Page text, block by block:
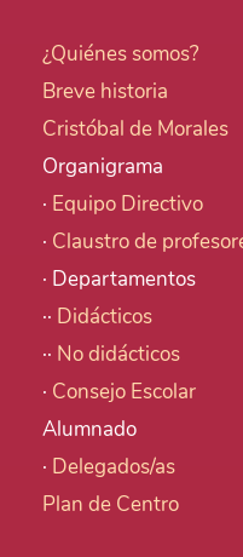
¿Quiénes somos?
Breve historia
Cristóbal de Morales
Organigrama
· Equipo Directivo
· Claustro de
· Departamentos
·· Didácticos
·· No didácticos
· Consejo Escolar
Alumnado
· Delegados/as
Plan de Centro